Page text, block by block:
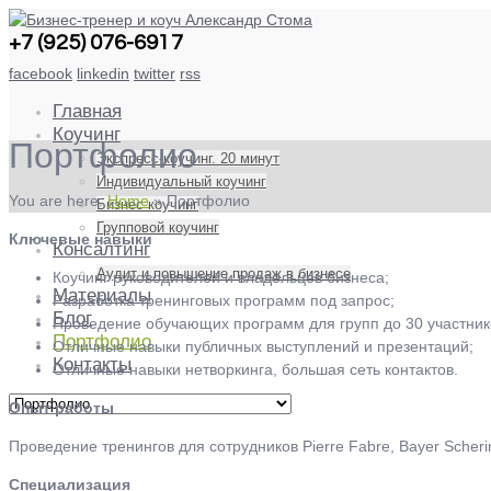
+7 (925) 076-6917
facebook linkedin twitter rss
Главная
Коучинг
Экспресс-коучинг. 20 минут
Индивидуальный коучинг
Бизнес коучинг
Групповой коучинг
Консалтинг
Аудит и повышение продаж в бизнесе
Материалы
Блог
Портфолио
Контакты
Портфолио
You are here:Home »Портфолио
Ключевые навыки
Коучинг руководителей и владельцев бизнеса;
Разработка тренинговых программ под запрос;
Проведение обучающих программ для групп до 30
Отличные навыки публичных выступлений и презентаций;
Отличные навыки нетворкинга, большая сеть контактов.
Опыт работы
Проведение тренингов для сотрудников Pierre Fabre, Bayer
Специализация